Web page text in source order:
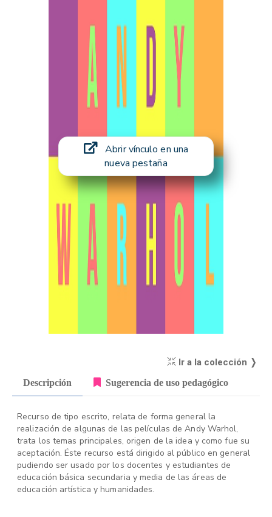
Abrir vínculo en una
nueva pestaña
Ir a la colección ❭
Descripción Sugerencia de uso pedagógico
Recurso de tipo escrito, relata de forma general la
realización de algunas de las películas de Andy Warhol,
trata los temas principales, origen de la idea y como fue su
aceptación. Éste recurso está dirigido al público en general
pudiendo ser usado por los docentes y estudiantes de
educación básica secundaria y media de las áreas de
educación artística y humanidades.